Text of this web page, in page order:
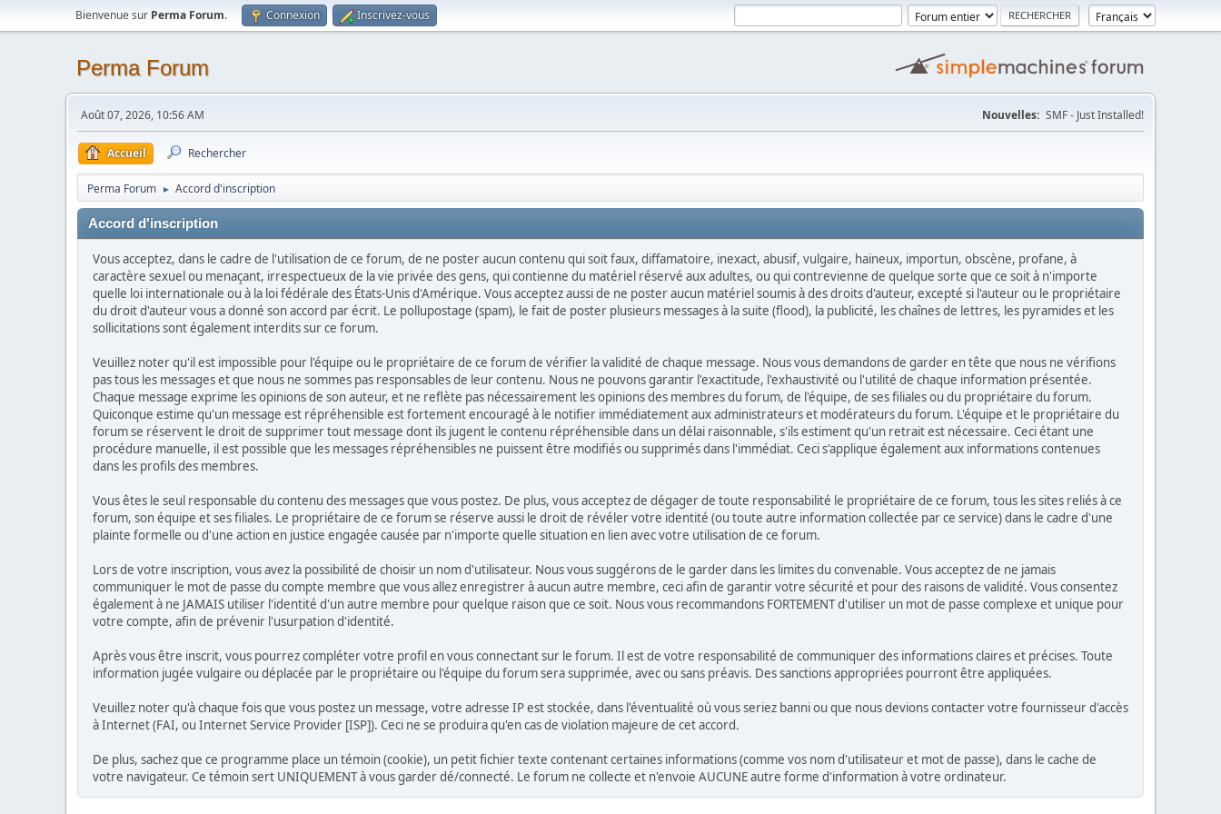
Bienvenue sur Perma Forum. Connexion Inscrivez-vous
Perma Forum
Août 07, 2026, 10:56 AM Nouvelles: SMF - Just Installed!
Accueil Rechercher
Perma Forum ► Accord d'inscription
Accord d'inscription
Vous acceptez, dans le cadre de l'utilisation de ce forum, de ne poster aucun contenu qui soit faux, diffamatoire, inexact, abusif, vulgaire, haineux, importun, obscène, profane, à
caractère sexuel ou menaçant, irrespectueux de la vie privée des gens, qui contienne du matériel réservé aux adultes, ou qui contrevienne de quelque sorte que ce soit à n'importe
quelle loi internationale ou à la loi fédérale des États-Unis d'Amérique. Vous acceptez aussi de ne poster aucun matériel soumis à des droits d'auteur, excepté si l'auteur ou le propriétaire
du droit d'auteur vous a donné son accord par écrit. Le pollupostage (spam), le fait de poster plusieurs messages à la suite (flood), la publicité, les chaînes de lettres, les pyramides et les
sollicitations sont également interdits sur ce forum.
Veuillez noter qu'il est impossible pour l'équipe ou le propriétaire de ce forum de vérifier la validité de chaque message. Nous vous demandons de garder en tête que nous ne vérifions
pas tous les messages et que nous ne sommes pas responsables de leur contenu. Nous ne pouvons garantir l'exactitude, l'exhaustivité ou l'utilité de chaque information présentée.
Chaque message exprime les opinions de son auteur, et ne reflète pas nécessairement les opinions des membres du forum, de l'équipe, de ses filiales ou du propriétaire du forum.
Quiconque estime qu'un message est répréhensible est fortement encouragé à le notifier immédiatement aux administrateurs et modérateurs du forum. L'équipe et le propriétaire du
forum se réservent le droit de supprimer tout message dont ils jugent le contenu répréhensible dans un délai raisonnable, s'ils estiment qu'un retrait est nécessaire. Ceci étant une
procédure manuelle, il est possible que les messages répréhensibles ne puissent être modifiés ou supprimés dans l'immédiat. Ceci s'applique également aux informations contenues
dans les profils des membres.
Vous êtes le seul responsable du contenu des messages que vous postez. De plus, vous acceptez de dégager de toute responsabilité le propriétaire de ce forum, tous les sites reliés à ce
forum, son équipe et ses filiales. Le propriétaire de ce forum se réserve aussi le droit de révéler votre identité (ou toute autre information collectée par ce service) dans le cadre d'une
plainte formelle ou d'une action en justice engagée causée par n'importe quelle situation en lien avec votre utilisation de ce forum.
Lors de votre inscription, vous avez la possibilité de choisir un nom d'utilisateur. Nous vous suggérons de le garder dans les limites du convenable. Vous acceptez de ne jamais
communiquer le mot de passe du compte membre que vous allez enregistrer à aucun autre membre, ceci afin de garantir votre sécurité et pour des raisons de validité. Vous consentez
également à ne JAMAIS utiliser l'identité d'un autre membre pour quelque raison que ce soit. Nous vous recommandons FORTEMENT d'utiliser un mot de passe complexe et unique pour
votre compte, afin de prévenir l'usurpation d'identité.
Après vous être inscrit, vous pourrez compléter votre profil en vous connectant sur le forum. Il est de votre responsabilité de communiquer des informations claires et précises. Toute
information jugée vulgaire ou déplacée par le propriétaire ou l'équipe du forum sera supprimée, avec ou sans préavis. Des sanctions appropriées pourront être appliquées.
Veuillez noter qu'à chaque fois que vous postez un message, votre adresse IP est stockée, dans l'éventualité où vous seriez banni ou que nous devions contacter votre fournisseur d'accès
à Internet (FAI, ou Internet Service Provider [ISP]). Ceci ne se produira qu'en cas de violation majeure de cet accord.
De plus, sachez que ce programme place un témoin (cookie), un petit fichier texte contenant certaines informations (comme vos nom d'utilisateur et mot de passe), dans le cache de
votre navigateur. Ce témoin sert UNIQUEMENT à vous garder dé/connecté. Le forum ne collecte et n'envoie AUCUNE autre forme d'information à votre ordinateur.